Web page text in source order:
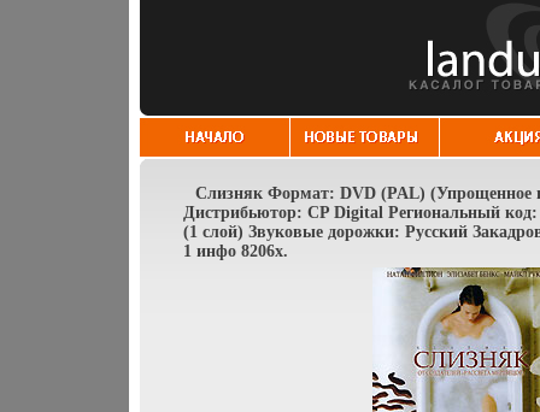
Слизняк Формат: DVD (PAL) (Упрощенное
Дистрибьютор: CP Digital Региональный код:
(1 слой) Звуковые дорожки: Русский
1 инфо 8206x.